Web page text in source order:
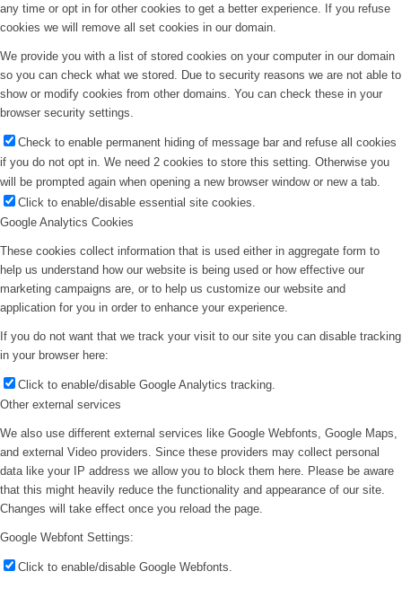
any time or opt in for other cookies to get a better experience. If you refuse
cookies we will remove all set cookies in our domain.
We provide you with a list of stored cookies on your computer in our domain
so you can check what we stored. Due to security reasons we are not able to
show or modify cookies from other domains. You can check these in your
browser security settings.
Check to enable permanent hiding of message bar and refuse all cookies
if you do not opt in. We need 2 cookies to store this setting. Otherwise you
will be prompted again when opening a new browser window or new a tab.
Click to enable/disable essential site cookies.
Google Analytics Cookies
These cookies collect information that is used either in aggregate form to
help us understand how our website is being used or how effective our
marketing campaigns are, or to help us customize our website and
application for you in order to enhance your experience.
If you do not want that we track your visit to our site you can disable tracking
in your browser here:
Click to enable/disable Google Analytics tracking.
Other external services
We also use different external services like Google Webfonts, Google Maps,
and external Video providers. Since these providers may collect personal
data like your IP address we allow you to block them here. Please be aware
that this might heavily reduce the functionality and appearance of our site.
Changes will take effect once you reload the page.
Google Webfont Settings:
Click to enable/disable Google Webfonts.